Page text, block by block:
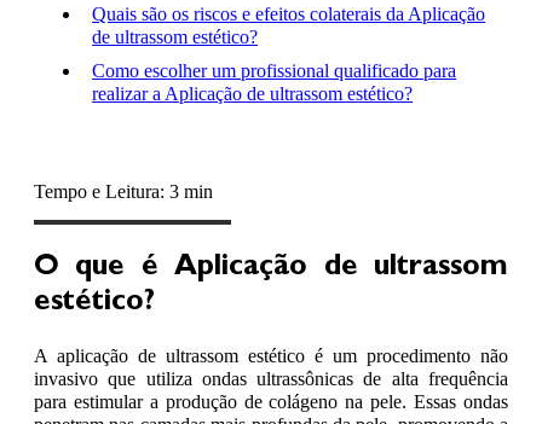
Quais são os riscos e efeitos colaterais da Aplicação
de ultrassom estético?
Como escolher um profissional qualificado para
realizar a Aplicação de ultrassom estético?
Tempo e Leitura: 3 min
O que é Aplicação de ultrassom
estético?
A aplicação de ultrassom estético é um procedimento não
invasivo que utiliza ondas ultrassônicas de alta frequência
para estimular a produção de colágeno na pele. Essas ondas